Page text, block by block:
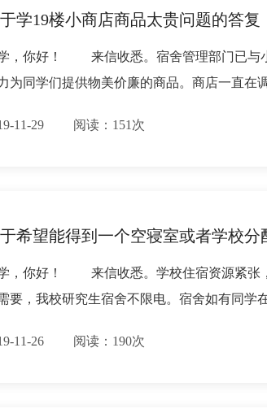
学19楼小商店商品太贵问题的答复
，你好！ 来信收悉。宿舍管理部门已与
为同学们提供物美价廉的商品。商店一直
11-29 阅读：151次
希望能得到一个空寝室或者学校
，你好！ 来信收悉。学校住宿资源紧张
要，我校研究生宿舍不限电。宿舍如有同
11-26 阅读：190次